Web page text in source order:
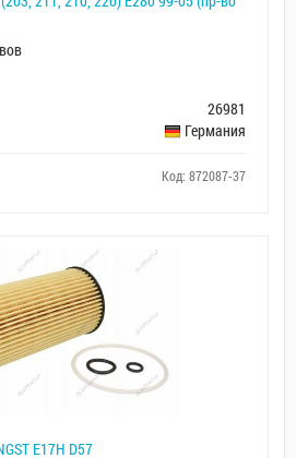
26981
Германия
Код: 872087-37
E17H D57